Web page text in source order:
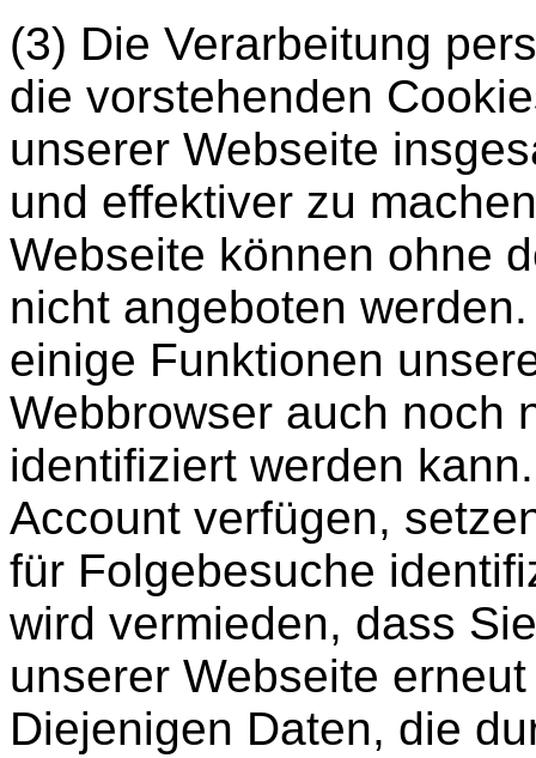
(3) Die Verarbeitung
die vorstehenden
unserer Webseite
und effektiver zu
Webseite können ohne
nicht angeboten
einige Funktionen
Webbrowser auch noch
identifiziert werden
Account verfügen,
für Folgebesuche
wird vermieden, dass
unserer Webseite
Diejenigen Daten, die